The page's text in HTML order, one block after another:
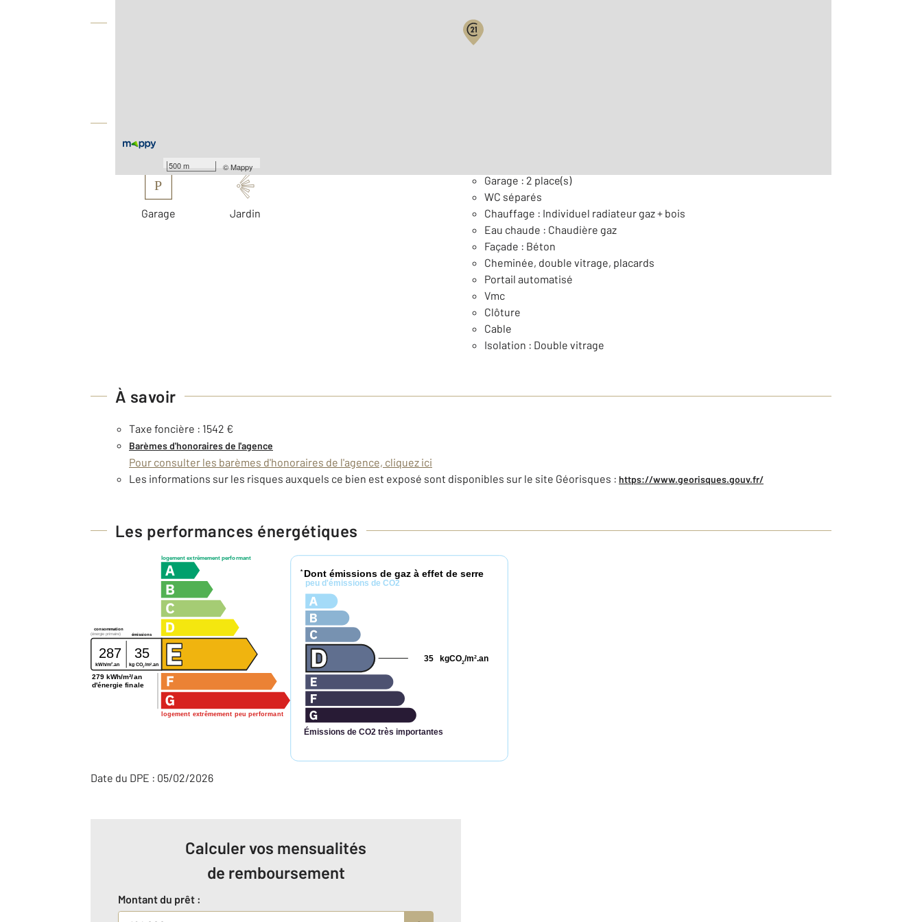
500 m ©Mappy
P
Garage Jardin
Garage : 2 place(s)
WC séparés
Chauffage : Individuel radiateur gaz + bois
Eau chaude : Chaudière gaz
Façade : Béton
Cheminée, double vitrage, placards
Portail automatisé
Vmc
Clôture
Cable
Isolation : Double vitrage
À savoir
Taxe foncière : 1542 €
Barèmes d'honoraires de l'agence
Pour consulter les barèmes d'honoraires de l'agence, cliquez ici
Les informations sur les risques auxquels ce bien est exposé sont disponibles sur le site Géorisques : https://www.georisques.gouv.fr/
Les performances énergétiques
logement extrêmement performant
logement extrêmement peu performant
consommation
émissions
(énergie primaire)
287 35
kWh/m2 .an kg CO2/m2 .an
279 kWh/m²/an
d'énergie finale
* Dont émissions de gaz à effet de serre
peu d'émissions de CO2
Émissions de CO2 très importantes
kgCO2/m2.an
35
Date du DPE : 05/02/2026
Calculer vos mensualités
de remboursement
Montant du prêt :